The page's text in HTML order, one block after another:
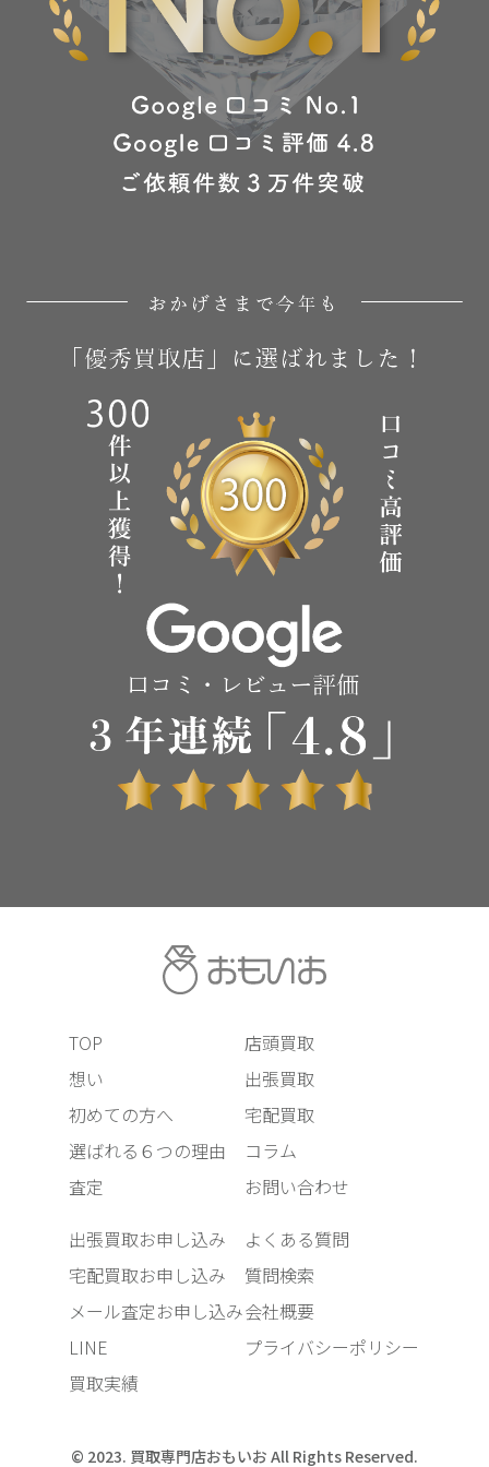
TOP
想い
初めての方へ
選ばれる６つの理由
査定
店頭買取
出張買取
宅配買取
コラム
お問い合わせ
出張買取お申し込み
宅配買取お申し込み
メール査定お申し込み
LINE
買取実績
よくある質問
質問検索
会社概要
プライバシーポリシー
© 2023. 買取専門店おもいお All Rights Reserved.